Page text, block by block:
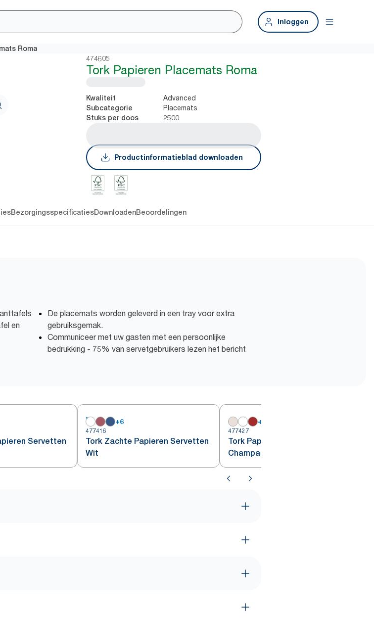
Inloggen
Roma
474605
Tork Papieren Placemats Roma
Kwaliteit Advanced
Subcategorie Placemats
Stuks per doos 2500
Productinformatieblad downloaden
BezorgingsspecificatiesDownloadenBeoordelingen
en
De placemats worden geleverd in een tray voor extra
gebruiksgemak.
Communiceer met uw gasten met een persoonlijke
bedrukking - 75% van servetgebruikers lezen het bericht
Servetten
+6
477416
Tork Zachte Papieren Servetten
Wit
+
477427
Tork Papieren Servetten
Champagne